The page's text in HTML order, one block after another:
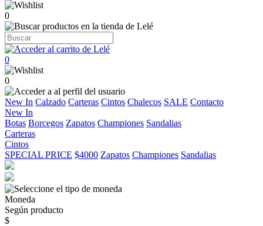
0
0
0
New In Calzado Carteras Cintos Chalecos SALE Contacto
New In
Botas Borcegos Zapatos Championes Sandalias
Carteras
Cintos
SPECIAL PRICE $4000 Zapatos Championes Sandalias
Moneda
Según producto
$